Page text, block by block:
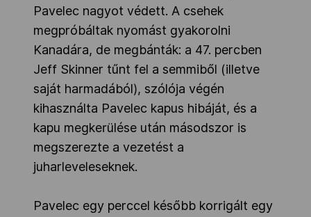
Pavelec nagyot védett. A csehek
megpróbáltak nyomást gyakorolni
Kanadára, de megbánták: a 47. percben
Jeff Skinner tűnt fel a semmiből (illetve
saját harmadából), szólója végén
kihasználta Pavelec kapus hibáját, és a
kapu megkerülése után másodszor is
megszerezte a vezetést a
juharleveleseknek.
Pavelec egy perccel később korrigált egy